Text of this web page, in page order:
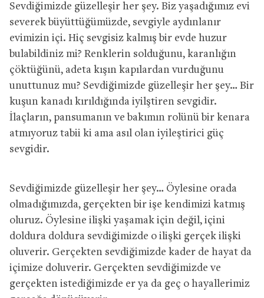
Sevdiğimizde güzelleşir her şey. Biz yaşadığımız evi
severek büyüttüğümüzde, sevgiyle aydınlanır
evimizin içi. Hiç sevgisiz kalmış bir evde huzur
bulabildiniz mi? Renklerin solduğunu, karanlığın
çöktüğünü, adeta kışın kapılardan vurduğunu
unuttunuz mu? Sevdiğimizde güzelleşir her şey… Bir
kuşun kanadı kırıldığında iyilştiren sevgidir.
İlaçların, pansumanın ve bakımın rolünü bir kenara
atmıyoruz tabii ki ama asıl olan iyileştirici güç
sevgidir.
Sevdiğimizde güzelleşir her şey… Öylesine orada
olmadığımızda, gerçekten bir işe kendimizi katmış
oluruz. Öylesine ilişki yaşamak için değil, içini
doldura doldura sevdiğimizde o ilişki gerçek ilişki
oluverir. Gerçekten sevdiğimizde kader de hayat da
içimize doluverir. Gerçekten sevdiğimizde ve
gerçekten istediğimizde er ya da geç o hayallerimiz